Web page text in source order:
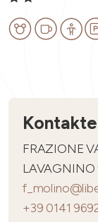
Kontakte
FRAZIONE
LAVAGNINO
+39 0141